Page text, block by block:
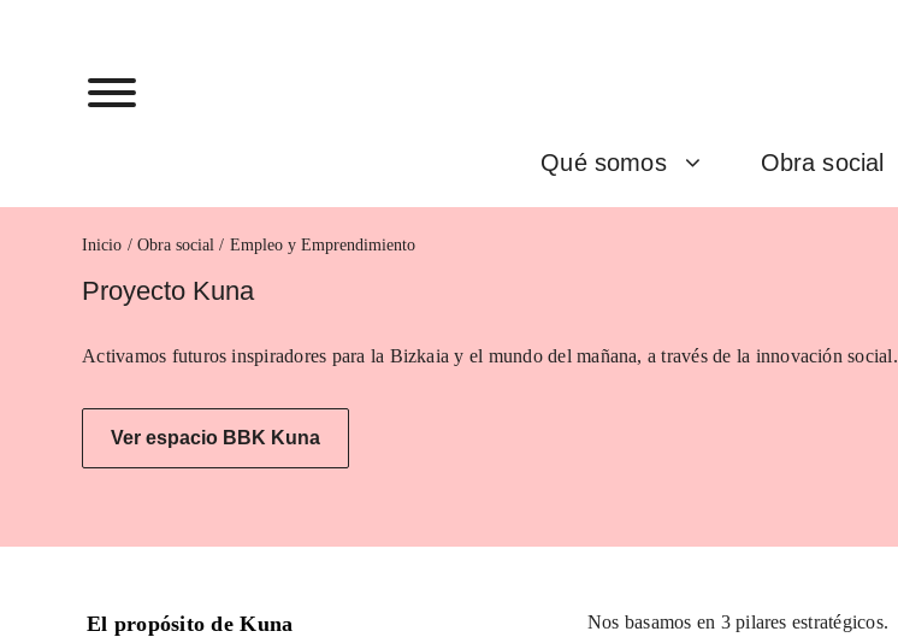
Qué somos Obra social
Inicio Empleo y Emprendimiento
Proyecto Kuna
Activamos futuros inspiradores para la Bizkaia y el mundo del mañana, a través de la innovación social.
Ver espacio BBK Kuna
El propósito de Kuna Nos basamos en 3 pilares estratégicos.